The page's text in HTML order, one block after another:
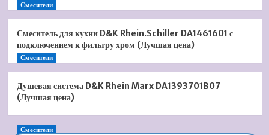
Смесители
Смеситель для кухни D&K Rhein.Schiller DA1461601 с
подключением к фильтру хром (Лучшая цена)
Смесители
Душевая система D&K Rhein Marx DA1393701B07
(Лучшая цена)
Смесители